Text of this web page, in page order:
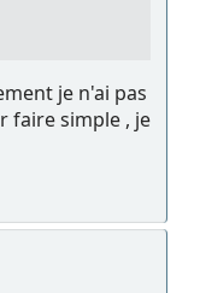
je n'ai pas
faire simple , je